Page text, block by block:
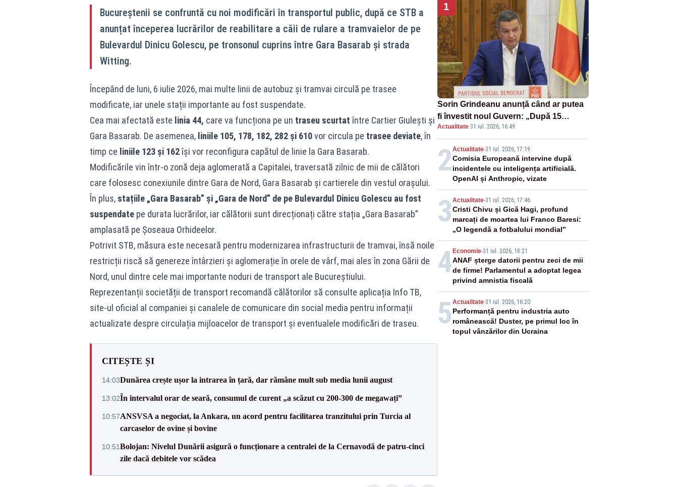
Bucureștenii se confruntă cu noi modificări în transportul public, după ce STB a
anunțat începerea lucrărilor de reabilitare a căii de rulare a tramvaielor de pe
Bulevardul Dinicu Golescu, pe tronsonul cuprins între Gara Basarab și strada
Witting.
Începând de luni, 6 iulie 2026, mai multe linii de autobuz și tramvai circulă pe trasee
modificate, iar unele stații importante au fost suspendate.
Cea mai afectată este linia 44, care va funcționa pe un traseu scurtatîntre Cartier Giulești și
Gara Basarab. De asemenea, liniile 105, 178, 182, 282 și 610vor circula pe trasee deviate, în
timp ce liniile 123 și 162își vor reconfigura capătul de linie la Gara Basarab.
Modificările vin într-o zonă deja aglomerată a Capitalei, traversată zilnic de mii de călători
care folosesc conexiunile dintre Gara de Nord, Gara Basarab și cartierele din vestul orașului.
În plus, stațiile „Gara Basarab” și „Gara de Nord” de pe Bulevardul Dinicu Golescu au fost
suspendate pe durata lucrărilor, iar călătorii sunt direcționați către stația „Gara Basarab”
amplasată pe Șoseaua Orhideelor.
Potrivit STB, măsura este necesară pentru modernizarea infrastructurii de tramvai, însă noile
restricții riscă să genereze întârzieri și aglomerație în orele de vârf, mai ales în zona Gării de
Nord, unul dintre cele mai importante noduri de transport ale Bucureștiului.
Reprezentanții societății de transport recomandă călătorilor să consulte aplicația Info TB,
site-ul oficial al companiei și canalele de comunicare din social media pentru informații
actualizate despre circulația mijloacelor de transport și eventualele modificări de traseu.
CITEȘTE ȘI
14:03Dunărea crește ușor la intrarea în țară, dar rămâne mult sub media lunii august
13:02În intervalul orar de seară, consumul de curent „a scăzut cu 200-300 de megawați”
10:57ANSVSA a negociat, la Ankara, un acord pentru facilitarea tranzitului prin Turcia al
carcaselor de ovine și bovine
10:51Bolojan: Nivelul Dunării asigură o funcționare a centralei de la Cernavodă de patru-cinci
zile dacă debitele vor scădea
1
Sorin Grindeanu anunță când ar putea
fi învestit noul Guvern: „După 15
august sunt șanse mai mari”
Actualitate·31 iul. 2026, 16:49
2Actualitate-31 iul. 2026, 17:19
Comisia Europeană intervine după
incidentele cu inteligența artificială.
OpenAI și Anthropic, vizate
3 Actualitate-31 iul. 2026, 17:46
Cristi Chivu și Gică Hagi, profund
marcați de moartea lui Franco Baresi:
„O legendă a fotbalului mondial”
4 Economie-31 iul. 2026, 18:21
ANAF șterge datorii pentru zeci de mii
de firme! Parlamentul a adoptat legea
privind amnistia fiscală
5 Actualitate-31 iul. 2026, 16:20
Performanță pentru industria auto
românească! Duster, pe primul loc în
topul vânzărilor din Ucraina